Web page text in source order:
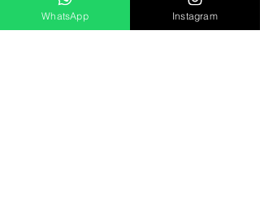
WhatsApp Instagram